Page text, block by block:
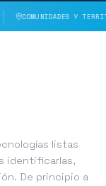
Y TERRITORIO
listas
identificarlas,
De principio a